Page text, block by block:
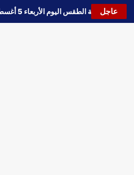
عاجل 🔵حالة الطقس اليوم الأربعاء 5 أغسطس 2026.. استمرار انخفاض الحرارة وتحذيرات من الشبورة واضطراب الملاحة